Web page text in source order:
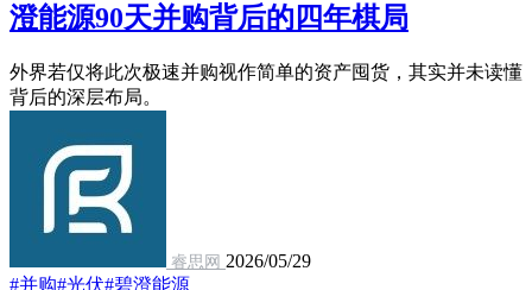
澄能源90天并购背后的四年棋局
外界若仅将此次极速并购视作简单的资产囤货，其实并未读懂
背后的深层布局。
睿思网 2026/05/29
#并购#光伏#碧澄能源